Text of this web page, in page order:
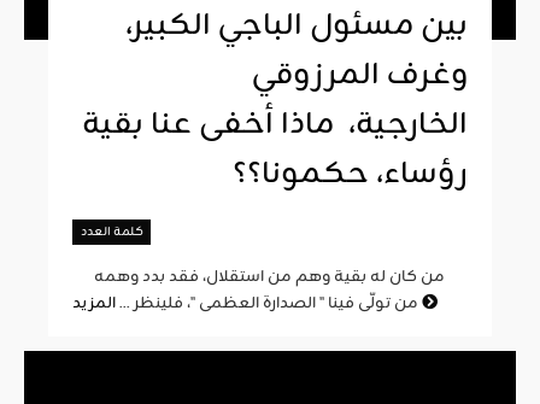
بين مسئول الباجي الكبير،
وغرف المرزوقي
الخارجية، ماذا أخفى عنا بقية
رؤساء، حكمونا؟؟
كلمة العدد
من تولّى فينا " الصدارة العظمى "، فلينظر ...